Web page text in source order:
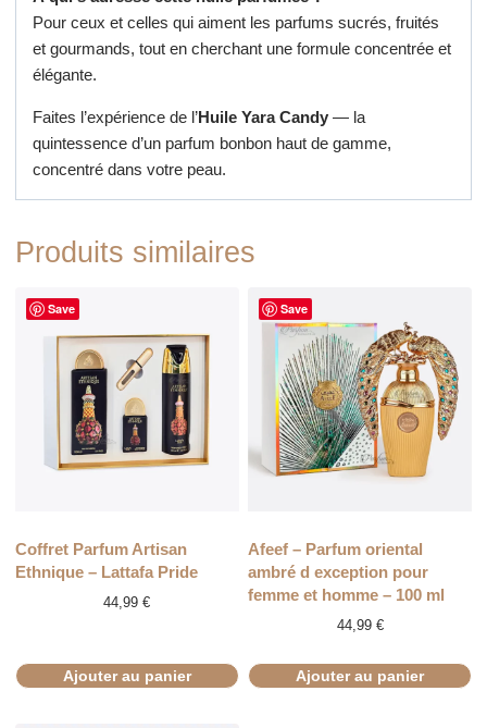
Pour ceux et celles qui aiment les parfums sucrés, fruités
et gourmands, tout en cherchant une formule concentrée et
élégante.
Faites l’expérience de l’Huile Yara Candy— la
quintessence d’un parfum bonbon haut de gamme,
concentré dans votre peau.
Produits similaires
Save
Coffret Parfum Artisan
Ethnique – Lattafa Pride
44,99€
Ajouter au panier
Save
Afeef – Parfum oriental
ambré d exception pour
femme et homme – 100 ml
44,99 €
Ajouter au panier